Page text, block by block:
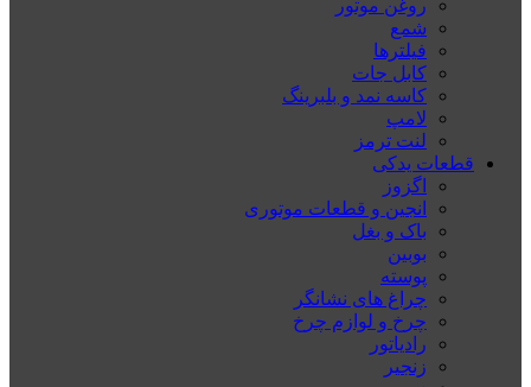
روغن موتور
شمع
فیلترها
کابل جات
کاسه نمد و بلبرینگ
لامپ
لنت ترمز
قطعات یدکی
اگزوز
انجین و قطعات موتوری
باک و بغل
بوبین
پوسته
چراغ های نشانگر
چرخ و لوازم چرخ
رادیاتور
زنجیر